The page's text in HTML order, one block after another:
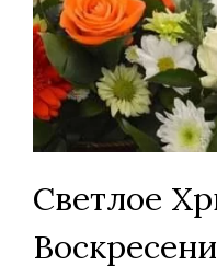
Светлое